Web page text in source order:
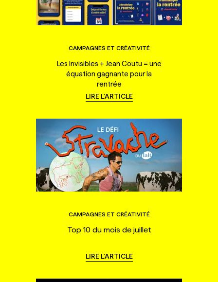
CAMPAGNES ET CRÉATIVITÉ
Les Invisibles + Jean Coutu = une
équation gagnante pour la
rentrée
LIRE L'ARTICLE
CAMPAGNES ET CRÉATIVITÉ
Top 10 du mois de juillet
LIRE L'ARTICLE